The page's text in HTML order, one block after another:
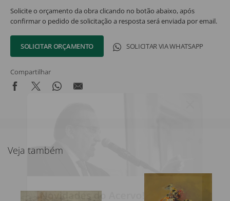
Solicite o orçamento da obra clicando no botão abaixo, após
confirmar o pedido de solicitação a resposta será enviada por email.
SOLICITAR ORÇAMENTO SOLICITAR VIA WHATSAPP
Compartilhar
Veja também
Novidades do Acervo!